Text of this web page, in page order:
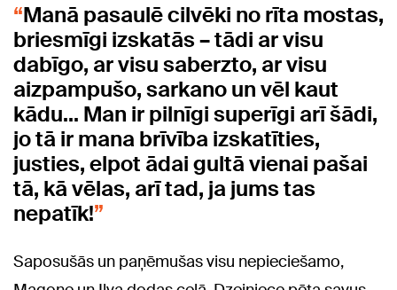
Manā pasaulē cilvēki no rīta mostas,
briesmīgi izskatās – tādi ar visu
dabīgo, ar visu saberzto, ar visu
aizpampušo, sarkano un vēl kaut
kādu... Man ir pilnīgi superīgi arī šādi,
jo tā ir mana brīvība izskatīties,
justies, elpot ādai gultā vienai pašai
tā, kā vēlas, arī tad, ja jums tas
nepatīk!
Saposušās un paņēmušas visu nepieciešamo,